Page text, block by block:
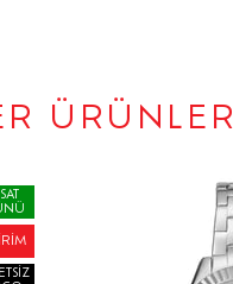
ÜRÜNLER